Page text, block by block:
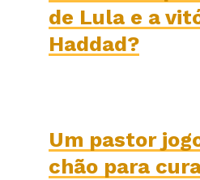
de Lula e a
Haddad?
Um pastor
chão para